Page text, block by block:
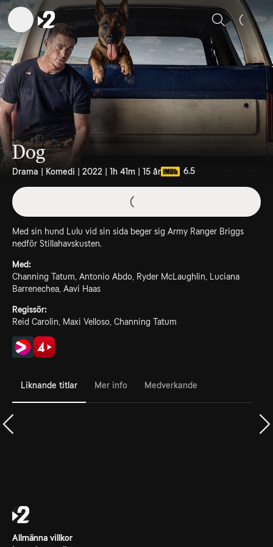
Sök
Dog
Drama | Komedi | 2022 | 1h 41m | 15 år 6.5
Med sin hund Lulu vid sin sida beger sig Army Ranger Briggs
nedför Stillahavskusten.
Med:
Channing Tatum, Antonio Abdo, Ryder McLaughlin, Luciana
Barrenechea, Aavi Haas
Regissör:
Reid Carolin, Maxi Velloso, Channing Tatum
Liknande titlar Mer info Medverkande
Allmänna villkor